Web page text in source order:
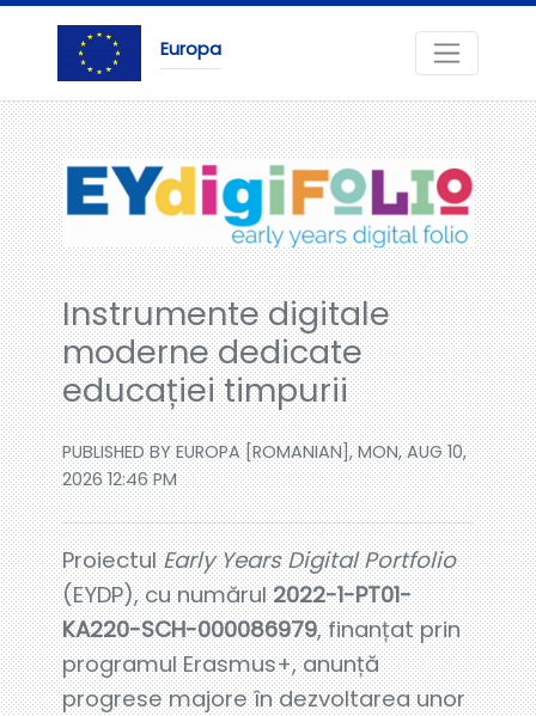
Europa
Instrumente digitale
moderne dedicate
educației timpurii
PUBLISHED BY EUROPA [ROMANIAN], MON, AUG 10,
2026 12:46 PM
ProiectulEarly Years Digital Portfolio
(EYDP), cu numărul2022-1-PT01-
KA220-SCH-000086979, finanțat prin
programul Erasmus+, anunță
progrese majore în dezvoltarea unor